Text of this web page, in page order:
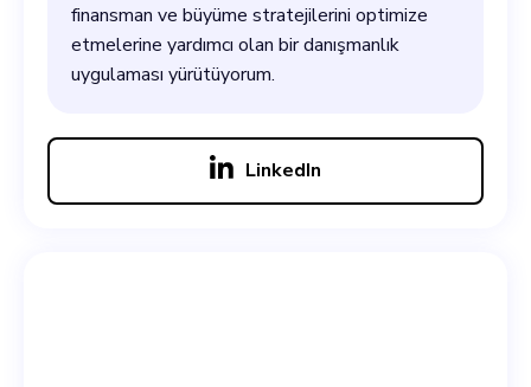
finansman ve büyüme stratejilerini optimize
etmelerine yardımcı olan bir danışmanlık
uygulaması yürütüyorum.
LinkedIn